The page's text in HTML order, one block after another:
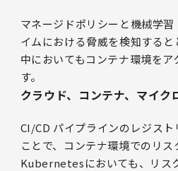
マネージドポリシーと機械学
イムにおける脅威を検知する
中においてもコンテナ環境をア
す。
クラウド、コンテナ、マイク
CI/CD パイプラインのレジス
ことで、コンテナ環境でのリス
Kubernetesにおいても、リス